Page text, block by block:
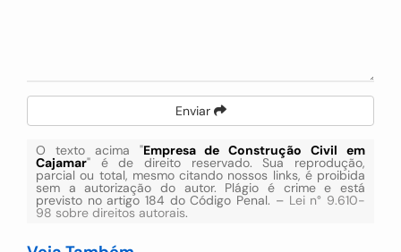
Enviar
O texto acima "Empresa de Construção Civil em
Cajamar" é de direito reservado. Sua reprodução,
parcial ou total, mesmo citando nossos links, é proibida
sem a autorização do autor. Plágio é crime e está
previsto no artigo 184 do Código Penal. – Lei n° 9.610-
98 sobre direitos autorais.